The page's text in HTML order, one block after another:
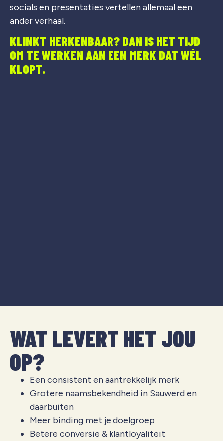
socials en presentaties vertellen allemaal een
ander verhaal.
KLINKT HERKENBAAR? DAN IS HET TIJD
OM TE WERKEN AAN EEN MERK DAT WÉL
KLOPT.
WAT LEVERT HET JOU
OP?
Een consistent en aantrekkelijk merk
Grotere naamsbekendheid in Sauwerd en
daarbuiten
Meer binding met je doelgroep
Betere conversie & klantloyaliteit